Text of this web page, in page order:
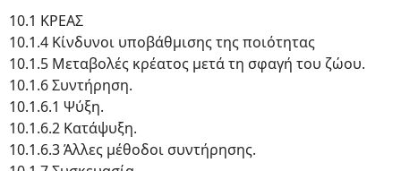
10.1 ΚΡΕΑΣ
10.1.4 Κίνδυνοι υποβάθμισης της ποιότητας
10.1.5 Μεταβολές κρέατος μετά τη σφαγή του ζώου.
10.1.6 Συντήρηση.
10.1.6.1 Ψύξη.
10.1.6.2 Κατάψυξη.
10.1.6.3 Άλλες μέθοδοι συντήρησης.